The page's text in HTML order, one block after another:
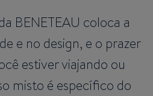
BENETEAU coloca a
e no design, e o prazer
estiver viajando ou
misto é específico do